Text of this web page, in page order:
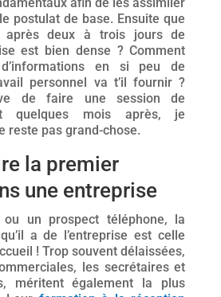
postulat de base. Ensuite que
après deux à trois jours de
est bien dense ? Comment
en si peu de
personnel va t’il fournir ?
de faire une session de
quelques mois après, je
reste pas grand-chose.
la premier
une entreprise
un prospect téléphone, la
a de l’entreprise est celle
! Trop souvent délaissées,
les secrétaires et
méritent également la plus